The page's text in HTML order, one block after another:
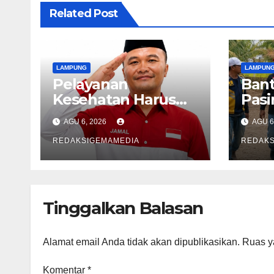
Related Post
LAMPUNG
Pelayanan
Kesehatan Harus
Bergerak Cepat,
Karena Nyawa
Tidak Bisa
Menunggu
AGU 6, 2026
REDAKSIGEMAMEDIA
AGU
Tinggalkan Balasan
Alamat email Anda tidak akan dipublikasikan. Ruas
Komentar *